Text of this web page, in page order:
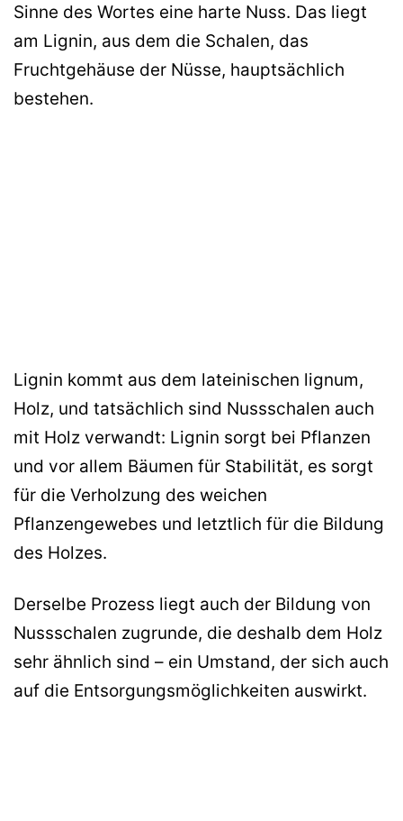
Sinne des Wortes eine harte Nuss. Das liegt
am Lignin, aus dem die Schalen, das
Fruchtgehäuse der Nüsse, hauptsächlich
bestehen.
Lignin kommt aus dem lateinischen lignum,
Holz, und tatsächlich sind Nussschalen auch
mit Holz verwandt: Lignin sorgt bei Pflanzen
und vor allem Bäumen für Stabilität, es sorgt
für die Verholzung des weichen
Pflanzengewebes und letztlich für die Bildung
des Holzes.
Derselbe Prozess liegt auch der Bildung von
Nussschalen zugrunde, die deshalb dem Holz
sehr ähnlich sind – ein Umstand, der sich auch
auf die Entsorgungsmöglichkeiten auswirkt.